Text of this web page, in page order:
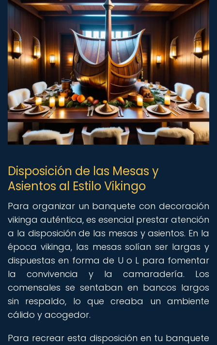
Disposición de las Mesas y
Asientos al Estilo Vikingo
Para organizar un banquete con decoración
vikinga auténtica, es esencial prestar atención
a la disposición de las mesas y asientos. En la
época vikinga, las mesas solían ser largas y
dispuestas en forma de U o L para fomentar
la convivencia y la camaradería. Los
comensales se sentaban en bancos largos
sin respaldo, lo que creaba un ambiente
cálido y acogedor.
Para recrear esta disposición en tu banquete